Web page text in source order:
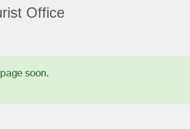
Office
soon.